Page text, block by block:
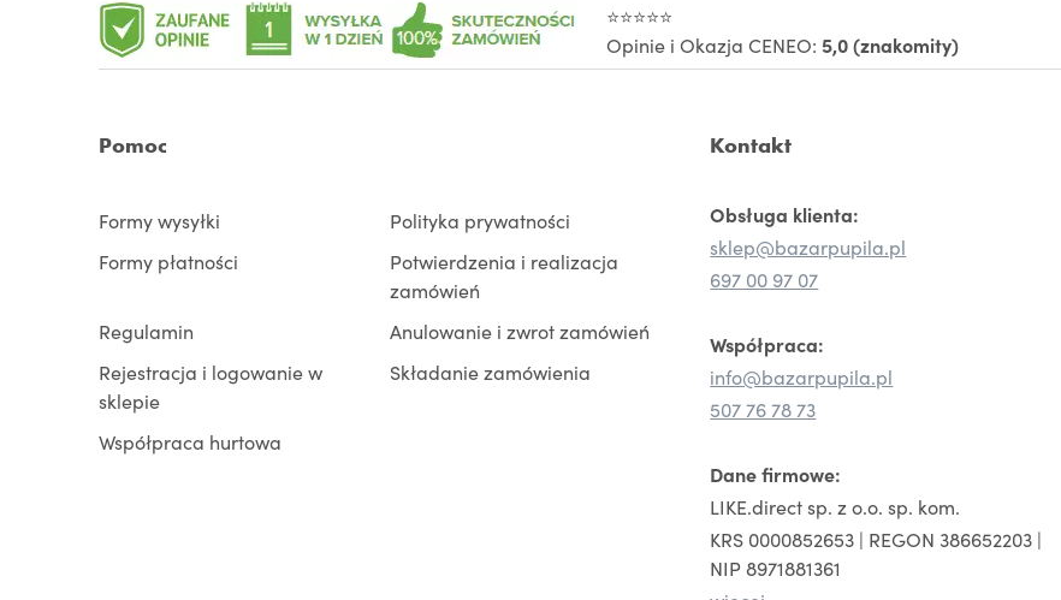
⭐⭐⭐⭐⭐
Opinie i Okazja CENEO: 5,0 (znakomity)
Pomoc
Formy wysyłki
Polityka prywatności
Formy płatności
Potwierdzenia i realizacja
zamówień
Regulamin
Anulowanie i zwrot zamówień
Rejestracja i logowanie w
sklepie
Składanie zamówienia
Współpraca hurtowa
Kontakt
Obsługa klienta:
sklep@bazarpupila.pl
697 00 97 07
Współpraca:
info@bazarpupila.pl
507 76 78 73
Dane firmowe:
LIKE.direct sp. z o.o. sp. kom.
KRS 0000852653 | REGON 386652203 |
NIP 8971881361